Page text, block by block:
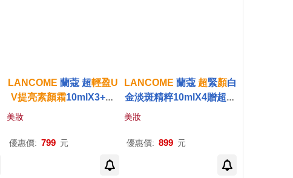
LANCOME 蘭蔻 超輕盈U
V提亮素顏霜10mlX3+超
未來肌因賦活露5mlX2贈
美妝
優惠價: 799 元
LANCOME 蘭蔻 超緊顏白
金淡斑精粹10mlX4贈超輕
盈UV
美妝
優惠價: 899 元